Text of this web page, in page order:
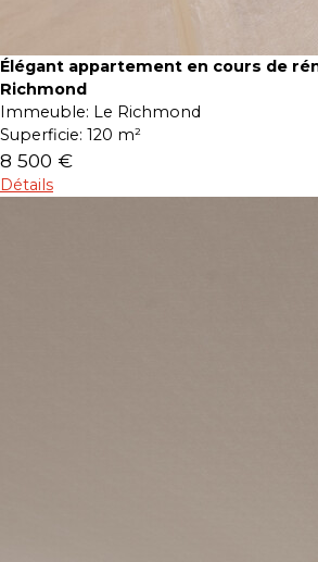
Élégant appartement en cours de
Richmond
Immeuble: Le Richmond
Superficie: 120 m²
8 500 €
Détails